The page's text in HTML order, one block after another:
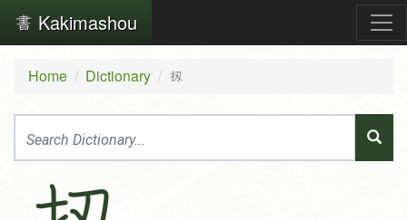
Kakimashou
Home Dictionary 扨